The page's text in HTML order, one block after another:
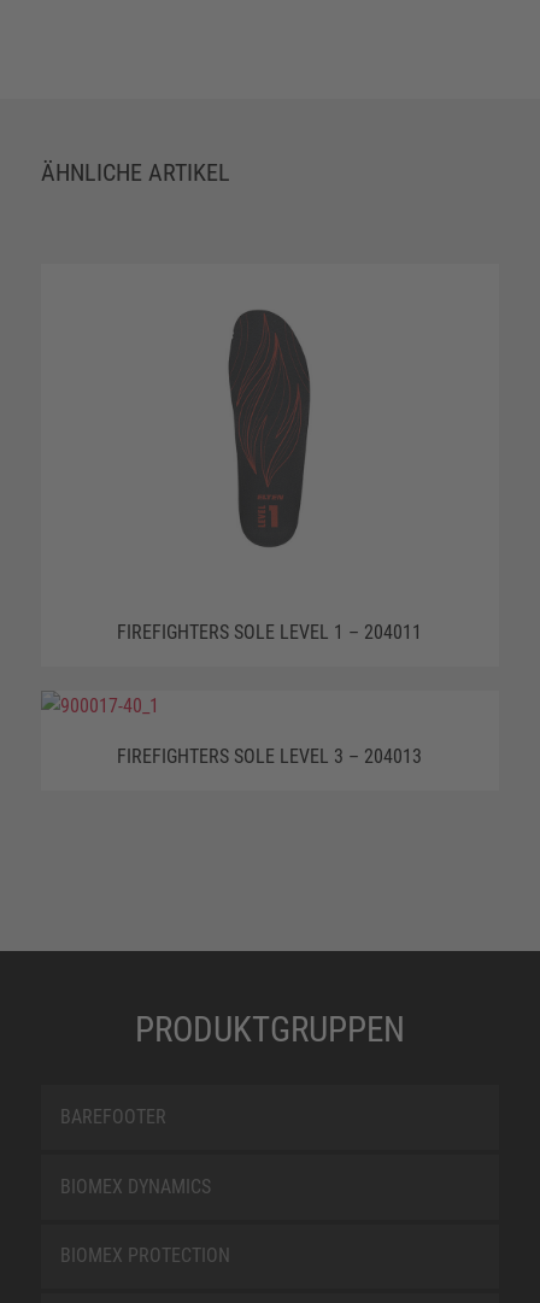
ÄHNLICHE ARTIKEL
FIREFIGHTERS SOLE LEVEL 1 – 204011
FIREFIGHTERS SOLE LEVEL 3 – 204013
PRODUKTGRUPPEN
BAREFOOTER
BIOMEX DYNAMICS
BIOMEX PROTECTION